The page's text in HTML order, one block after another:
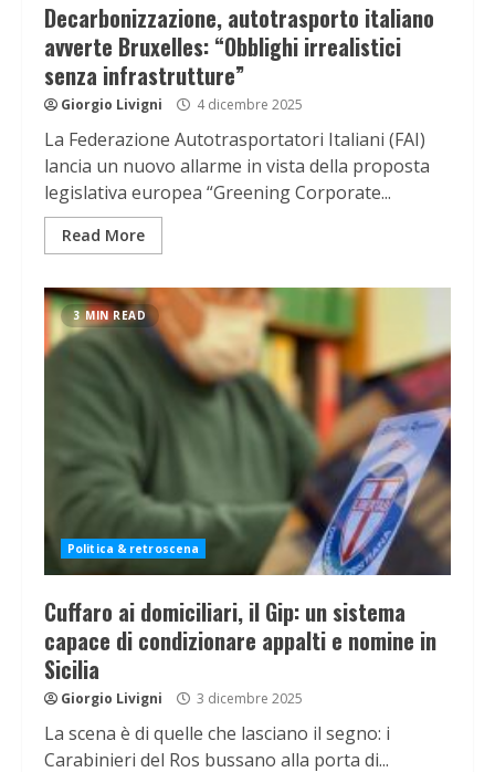
Decarbonizzazione, autotrasporto italiano
avverte Bruxelles: “Obblighi irrealistici
senza infrastrutture”
Giorgio Livigni 4 dicembre 2025
La Federazione Autotrasportatori Italiani (FAI)
lancia un nuovo allarme in vista della proposta
legislativa europea “Greening Corporate...
Read More
3 MIN READ
Politica & retroscena
Cuffaro ai domiciliari, il Gip: un sistema
capace di condizionare appalti e nomine in
Sicilia
Giorgio Livigni 3 dicembre 2025
La scena è di quelle che lasciano il segno: i
Carabinieri del Ros bussano alla porta di...